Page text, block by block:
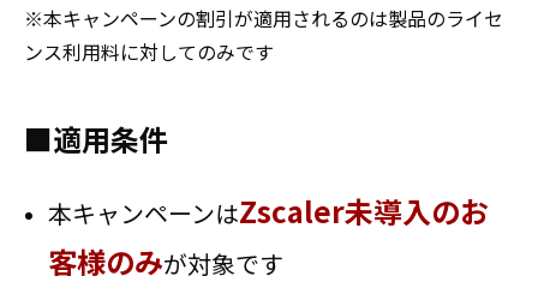
※本キャンペーンの割引が適用されるのは製品のライセ
ンス利用料に対してのみです
■適用条件
本キャンペーンはZscaler未導入のお
客様のみが対象です